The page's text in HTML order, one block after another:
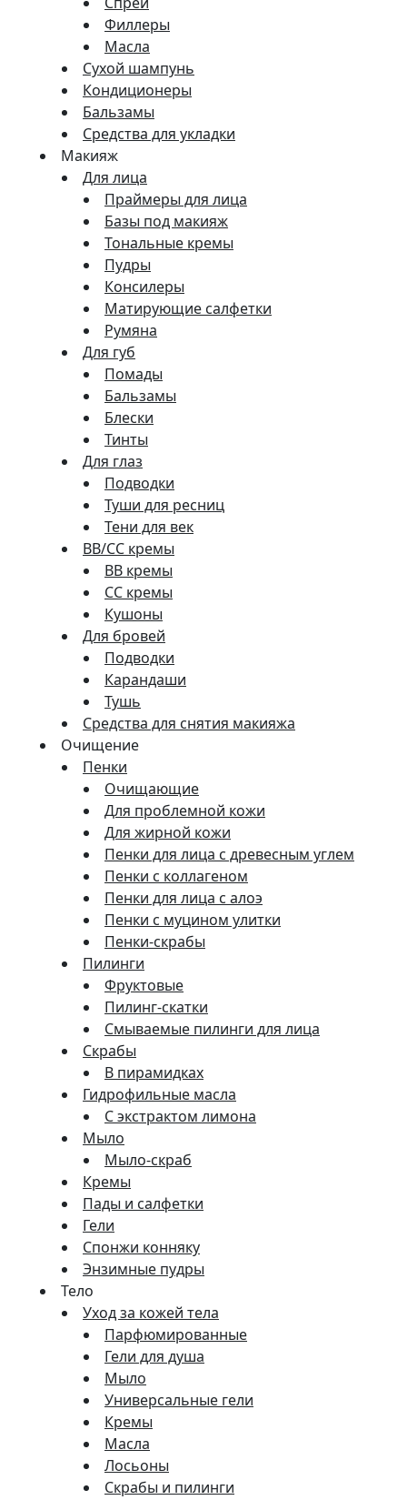
Филлеры
Масла
Сухой шампунь
Кондиционеры
Бальзамы
Средства для укладки
Макияж
Для лица
Праймеры для лица
Базы под макияж
Тональные кремы
Пудры
Консилеры
Матирующие салфетки
Румяна
Для губ
Помады
Бальзамы
Блески
Тинты
Для глаз
Подводки
Туши для ресниц
Тени для век
BB/CC кремы
BB кремы
СС кремы
Кушоны
Для бровей
Подводки
Карандаши
Тушь
Средства для снятия макияжа
Очищение
Пенки
Очищающие
Для проблемной кожи
Для жирной кожи
Пенки для лица с древесным углем
Пенки с коллагеном
Пенки для лица с алоэ
Пенки с муцином улитки
Пенки-скрабы
Пилинги
Фруктовые
Пилинг-скатки
Смываемые пилинги для лица
Скрабы
В пирамидках
Гидрофильные масла
С экстрактом лимона
Мыло
Мыло-скраб
Кремы
Пады и салфетки
Гели
Спонжи конняку
Энзимные пудры
Тело
Уход за кожей тела
Парфюмированные
Гели для душа
Мыло
Универсальные гели
Кремы
Масла
Лосьоны
Скрабы и пилинги